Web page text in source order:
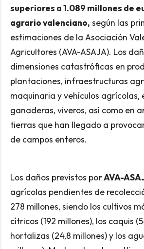
superiores a 1.089 millones de
agrario valenciano, según las
estimaciones de la Asociación
Agricultores (AVA-ASAJA). Los
dimensiones catastróficas en
plantaciones, infraestructuras
maquinaria y vehículos agrícolas,
ganaderas, viveros, así como en
tierras que han llegado a
de campos enteros.
Los daños previstos por AVA-
agrícolas pendientes de
278 millones, siendo los cultivos
cítricos (192 millones), los caquis
hortalizas (24,8 millones) y los